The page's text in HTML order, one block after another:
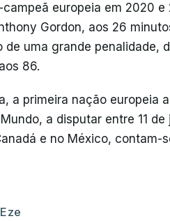
europeia em 2020 e
Gordon, aos 26
uma grande penalidade,
86.
a primeira nação europeia
a disputar entre 11 de
e no México, contam-